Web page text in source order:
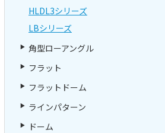
HLDL3シリーズ
LBシリーズ
角型ローアングル
フラット
フラットドーム
ラインパターン
ドーム